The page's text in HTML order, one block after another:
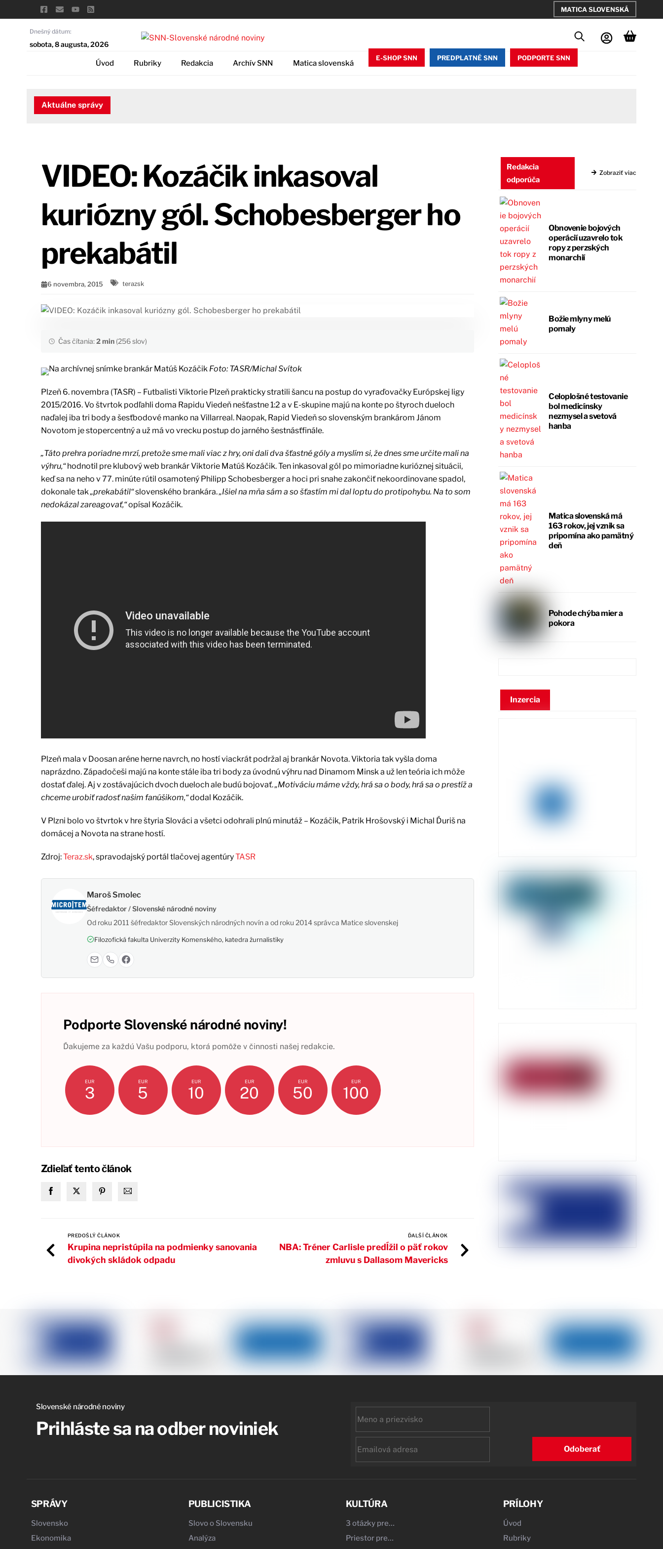
to
MATICA SLOVENSKÁ
Dnešný dátum:
sobota, 8 augusta, 2026
Úvod Rubriky Redakcia Archív SNN Matica slovenská
E-SHOP SNN PREDPLATNÉ SNN PODPORTE SNN
Aktuálne správy
VIDEO: Kozáčik inkasoval
kuriózny gól. Schobesberger ho
prekabátil
6 novembra, 2015 terazsk
Čas čítania:2 min(256 slov)
Na archívnej snímke brankár Matúš Kozáčik Foto: TASR/Michal Svítok
Plzeň 6. novembra (TASR) – Futbalisti Viktorie Plzeň prakticky stratili šancu na postup do vyraďovačky Európskej ligy
2015/2016. Vo štvrtok podľahli doma Rapidu Viedeň nešťastne 1:2 a v E-skupine majú na konte po štyroch dueloch
naďalej iba tri body a šesťbodové manko na Villarreal. Naopak, Rapid Viedeň so slovenským brankárom Jánom
Novotom je stopercentný a už má vo vrecku postup do jarného šestnásťfinále.
„Táto prehra poriadne mrzí, pretože sme mali viac z hry, oni dali dva šťastné góly a myslím si, že dnes sme určite mali na
výhru,“hodnotil pre klubový web brankár Viktorie Matúš Kozáčik. Ten inkasoval gól po mimoriadne kurióznej situácii,
keď sa na neho v 77. minúte rútil osamotený Philipp Schobesberger a hoci pri snahe zakončiť nekoordinovane spadol,
dokonale tak„prekabátil“slovenského brankára.„Išiel na mňa sám a so šťastím mi dal loptu do protipohybu. Na to som
nedokázal zareagovať,“opísal Kozáčik.
Plzeň mala v Doosan aréne herne navrch, no hostí viackrát podržal aj brankár Novota. Viktoria tak vyšla doma
naprázdno. Západočeši majú na konte stále iba tri body za úvodnú výhru nad Dinamom Minsk a už len teória ich môže
dostať ďalej. Aj v zostávajúcich dvoch dueloch ale budú bojovať.„Motiváciu máme vždy, hrá sa o body, hrá sa o prestíž a
chceme urobiť radosť našim fanúšikom,“dodal Kozáčik.
V Plzni bolo vo štvrtok v hre štyria Slováci a všetci odohrali plnú minutáž – Kozáčik, Patrik Hrošovský i Michal Ďuriš na
domácej a Novota na strane hostí.
Zdroj:Teraz.sk, spravodajský portál tlačovej agentúryTASR
Maroš Smolec
Šéfredaktor / Slovenské národné noviny
Od roku 2011 šéfredaktor Slovenských národných novín a od roku 2014 správca Matice slovenskej
Filozofická fakulta Univerzity Komenského, katedra žurnalistiky
Podporte Slovenské národné noviny!
Ďakujeme za každú Vašu podporu, ktorá pomôže v činnosti našej redakcie.
EUR
3
EUR
5
EUR
10
EUR
20
EUR
50
EUR
100
Zdieľať tento článok
PREDOŠLÝ ČLÁNOK
Krupina nepristúpila na podmienky sanovania
divokých skládok odpadu
ĎALŠÍ ČLÁNOK
NBA: Tréner Carlisle predĺžil o päť rokov
zmluvu s Dallasom Mavericks
Redakcia
odporúča
Zobraziť viac
Obnovenie bojových
operácií uzavrelo tok
ropy z perzských
monarchií
Božie mlyny melú
pomaly
Celoplošné testovanie
bol medicínsky
nezmysel a svetová
hanba
Matica slovenská má
163 rokov, jej vznik sa
pripomína ako pamätný
deň
Pohode chýba mier a
pokora
Inzercia
Slovenské národné noviny
Prihláste sa na odber noviniek
name
Odoberať
SPRÁVY
Slovensko
Ekonomika
PUBLICISTIKA
Slovo o Slovensku
Analýza
KULTÚRA
3 otázky pre…
Priestor pre…
PRÍLOHY
Úvod
Rubriky